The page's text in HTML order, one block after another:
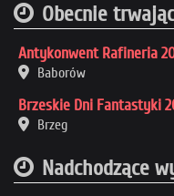
Obecnie
Antykonwent Rafineria
Baborów
Brzeskie Dni Fantastyki
Brzeg
Nadchodzące